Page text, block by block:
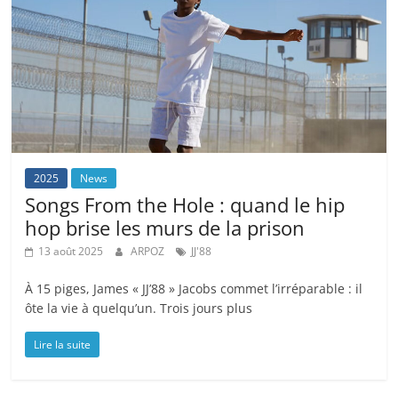
2025 News
Songs From the Hole : quand le hip
hop brise les murs de la prison
13 août 2025 ARPOZ JJ'88
À 15 piges, James « JJ’88 » Jacobs commet l’irréparable : il
ôte la vie à quelqu’un. Trois jours plus
Lire la suite